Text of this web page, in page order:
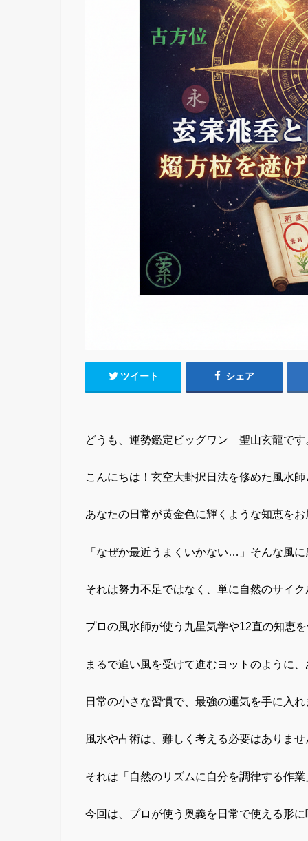
ツイート シェア
どうも、運勢鑑定ビッグワン 聖山玄龍です
こんにちは！玄空大卦択日法を修めた風水
あなたの日常が黄金色に輝くような知恵を
「なぜか最近うまくいかない…」そんな風
それは努力不足ではなく、単に自然のサイ
プロの風水師が使う九星気学や12直の知恵
まるで追い風を受けて進むヨットのように
日常の小さな習慣で、最強の運気を手に入
風水や占術は、難しく考える必要はありませ
それは「自然のリズムに自分を調律する作
今回は、プロが使う奥義を日常で使える形